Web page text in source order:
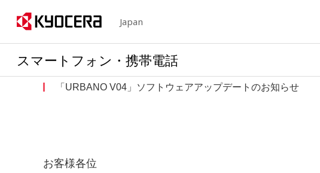
Japan
スマートフォン・携帯電話
「URBANO V04」ソフトウェアアップデートのお知らせ
お客様各位